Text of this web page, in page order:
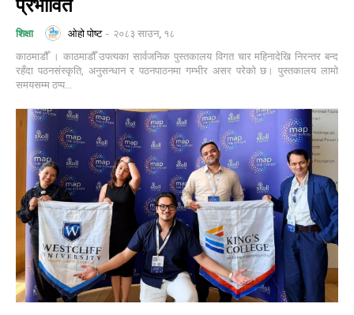
प्रभावित
शिक्षा ओहो पोष्ट - २०८३ साउन, १८
काठमाडौँ । काठमाडौँ उपत्यका सार्वजनिक पुस्तकालय विगत चार महिनादेखि निरन्तर बन्द
रहँदा पठनसंस्कृति, अनुसन्धान र पठनपाठनमा गम्भीर असर परेको छ। पुस्तकालय लामो
समयसम्म ठप्प...